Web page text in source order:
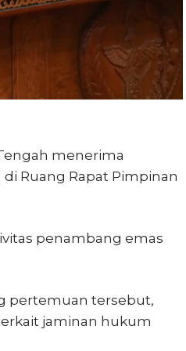
menerima
Ruang Rapat Pimpinan
penambang emas
pertemuan tersebut,
jaminan hukum